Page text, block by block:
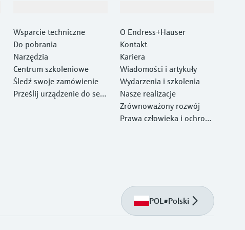
Wsparcie techniczne
Do pobrania
Narzędzia
Centrum szkoleniowe
Śledź swoje zamówienie
Prześlij urządzenie do ser
O Endress+Hauser
Kontakt
Kariera
Wiadomości i artykuły
Wydarzenia i szkolenia
Nasze realizacje
Zrównoważony rozwój
Prawa człowieka i ochrona
POL •Polski